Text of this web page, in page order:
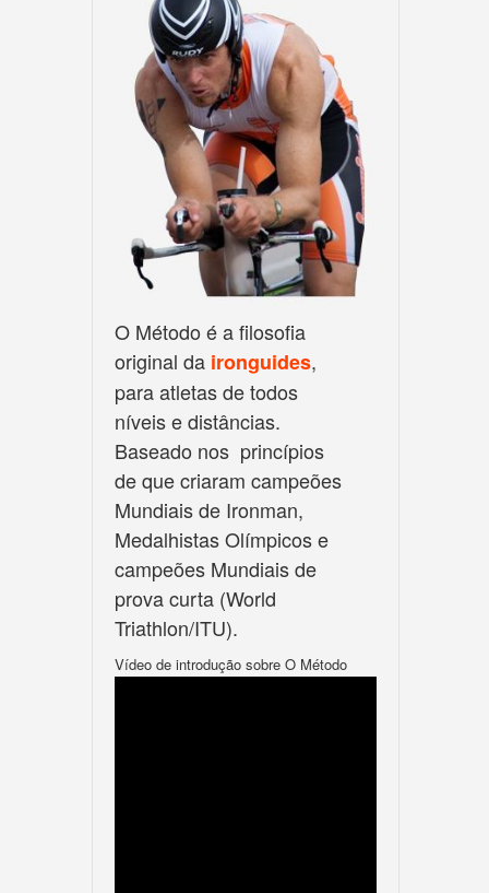
O Método é a filosofia
original da ironguides,
para atletas de todos
níveis e distâncias.
Baseado nos princípios
de que criaram campeões
Mundiais de Ironman,
Medalhistas Olímpicos e
campeões Mundiais de
prova curta (World
Triathlon/ITU).
Vídeo de introdução sobre O Método